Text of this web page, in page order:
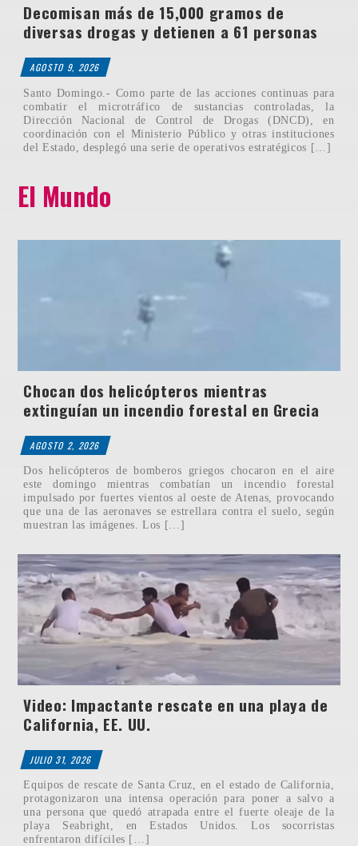
Decomisan más de 15,000 gramos de
diversas drogas y detienen a 61 personas
AGOSTO 9, 2026
Santo Domingo.- Como parte de las acciones continuas para
combatir el microtráfico de sustancias controladas, la
Dirección Nacional de Control de Drogas (DNCD), en
coordinación con el Ministerio Público y otras instituciones
del Estado, desplegó una serie de operativos estratégicos […]
El Mundo
Chocan dos helicópteros mientras
extinguían un incendio forestal en Grecia
AGOSTO 2, 2026
Dos helicópteros de bomberos griegos chocaron en el aire
este domingo mientras combatían un incendio forestal
impulsado por fuertes vientos al oeste de Atenas, provocando
que una de las aeronaves se estrellara contra el suelo, según
muestran las imágenes. Los […]
Video: Impactante rescate en una playa de
California, EE. UU.
JULIO 31, 2026
Equipos de rescate de Santa Cruz, en el estado de California,
protagonizaron una intensa operación para poner a salvo a
una persona que quedó atrapada entre el fuerte oleaje de la
playa Seabright, en Estados Unidos. Los socorristas
enfrentaron difíciles […]